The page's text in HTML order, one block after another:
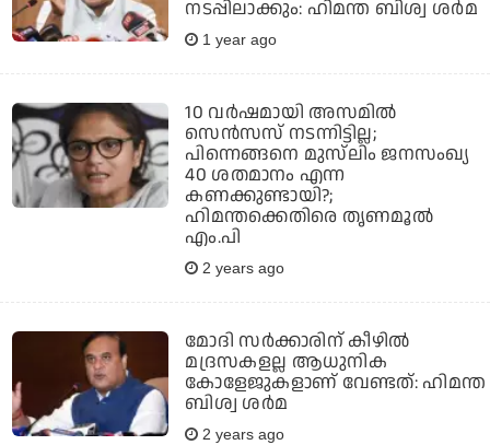
നടപ്പിലാക്കും: ഹിമന്ത ബിശ്വ ശര്‍മ
1 year ago
10 വർഷമായി അസമിൽ
സെൻസസ് നടന്നിട്ടില്ല;
പിന്നെങ്ങനെ മുസ്‌ലിം ജനസംഖ്യ
40 ശതമാനം എന്ന
കണക്കുണ്ടായി?;
ഹിമന്തക്കെതിരെ തൃണമൂൽ
എം.പി
2 years ago
മോദി സര്‍ക്കാരിന് കീഴില്‍
മദ്രസകളല്ല ആധുനിക
കോളേജുകളാണ് വേണ്ടത്: ഹിമന്ത
ബിശ്വ ശര്‍മ
2 years ago